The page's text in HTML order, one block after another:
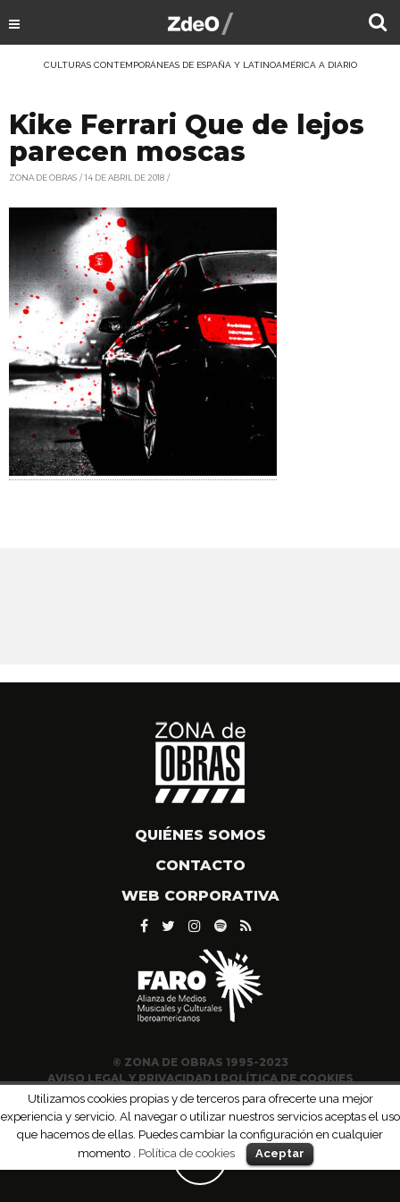
CULTURAS CONTEMPORÁNEAS DE ESPAÑA Y LATINOAMÉRICA A DIARIO
Kike Ferrari Que de lejos
parecen moscas
ZONA DE OBRAS 14 DE ABRIL DE 2018
QUIÉNES SOMOS
CONTACTO
WEB CORPORATIVA
© ZONA DE OBRAS 1995-2023
AVISO LEGAL Y PRIVACIDAD|POLÍTICA DE COOKIES
Utilizamos cookies propias y de terceros para ofrecerte una mejor
experiencia y servicio. Al navegar o utilizar nuestros servicios aceptas el uso
que hacemos de ellas. Puedes cambiar la configuración en cualquier
momento . Política de cookies Aceptar